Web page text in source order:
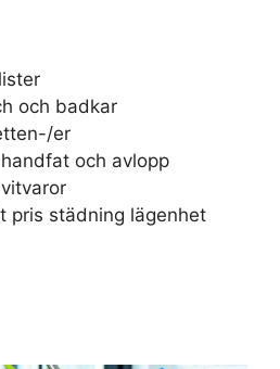
och badkar
er
och avlopp
pris städning lägenhet